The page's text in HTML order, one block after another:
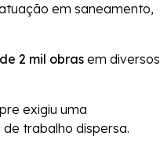
em saneamento,
2 mil obras em diversos
exigiu uma
trabalho dispersa.